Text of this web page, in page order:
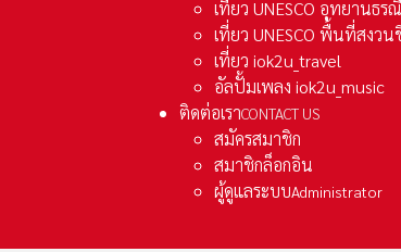
เที่ยว UNESCO อุทยานธร
เที่ยว UNESCO พื้นที่สงวน
เที่ยว iok2u_travel
อัลปั้มเพลง iok2u_music
ติดต่อเราCONTACT US
สมัครสมาชิก
สมาชิกล็อกอิน
ผู้ดูแลระบบAdministrator